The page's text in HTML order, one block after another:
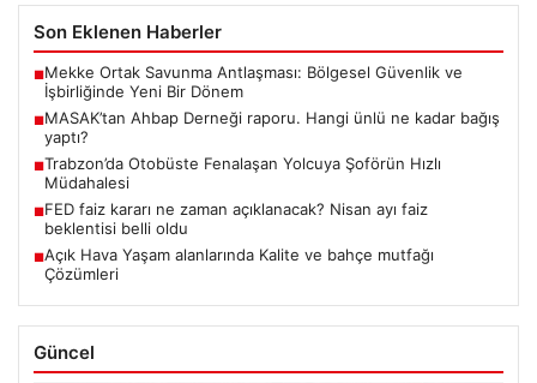
Son Eklenen Haberler
■Mekke Ortak Savunma Antlaşması: Bölgesel Güvenlik ve
İşbirliğinde Yeni Bir Dönem
■MASAK’tan Ahbap Derneği raporu. Hangi ünlü ne kadar bağış
yaptı?
■Trabzon’da Otobüste Fenalaşan Yolcuya Şoförün Hızlı
Müdahalesi
■FED faiz kararı ne zaman açıklanacak? Nisan ayı faiz
beklentisi belli oldu
■Açık Hava Yaşam alanlarında Kalite ve bahçe mutfağı
Çözümleri
Güncel